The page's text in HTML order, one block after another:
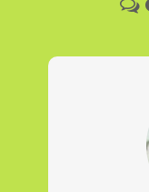
Вы можете
работаем с